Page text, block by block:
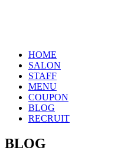
HOME
SALON
STAFF
MENU
COUPON
BLOG
RECRUIT
BLOG